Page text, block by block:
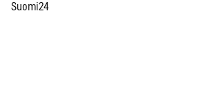
Suomi24